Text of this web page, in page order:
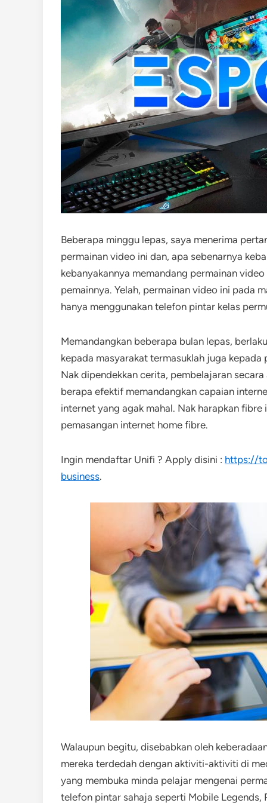
Beberapa minggu lepas, saya menerima
permainan video ini dan, apa sebenarnya
kebanyakannya memandang permainan
pemainnya. Yelah, permainan video ini pada
hanya menggunakan telefon pintar kelas
Memandangkan beberapa bulan lepas,
kepada masyarakat termasuklah juga
Nak dipendekkan cerita, pembelajaran
berapa efektif memandangkan capaian
internet yang agak mahal. Nak harapkan
pemasangan internet home fibre.
Ingin mendaftar Unifi ? Apply disini : https://
business.
Walaupun begitu, disebabkan oleh
mereka terdedah dengan aktiviti-aktiviti di
yang membuka minda pelajar mengenai
telefon pintar sahaja seperti Mobile Legends,